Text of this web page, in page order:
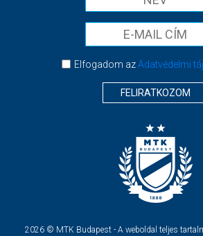
Elfogadom azAdatvédelmi
FELIRATKOZOM
2026 © MTK Budapest - A weboldal teljes